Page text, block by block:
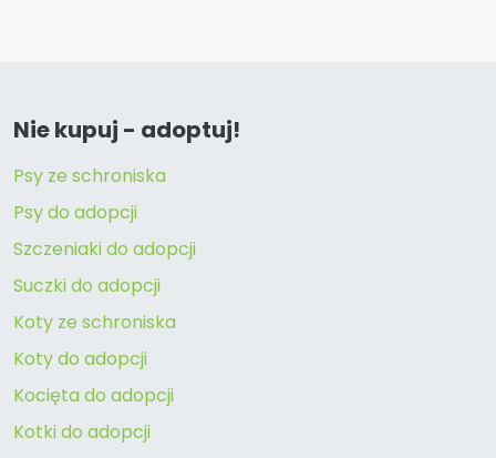
Nie kupuj - adoptuj!
Psy ze schroniska
Psy do adopcji
Szczeniaki do adopcji
Suczki do adopcji
Koty ze schroniska
Koty do adopcji
Kocięta do adopcji
Kotki do adopcji